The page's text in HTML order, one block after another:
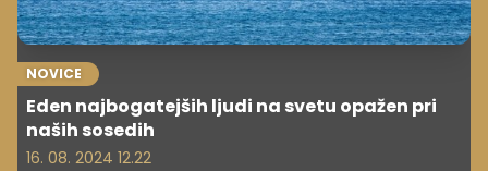
NOVICE
Eden najbogatejših ljudi na svetu opažen pri
naših sosedih
16. 08. 2024 12.22